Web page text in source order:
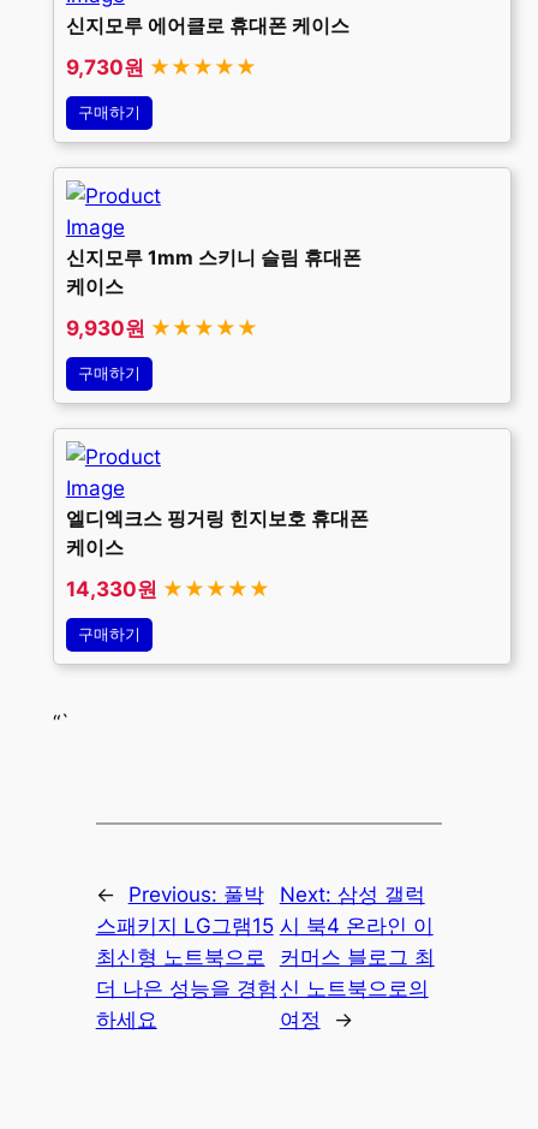
신지모루 에어클로 휴대폰 케이스
9,730원 ★★★★★
구매하기
신지모루 1mm 스키니 슬림 휴대폰
케이스
9,930원 ★★★★★
구매하기
엘디엑크스 핑거링 힌지보호 휴대폰
케이스
14,330원 ★★★★★
구매하기
“`
← Previous: 풀박
스패키지 LG그램15
최신형 노트북으로
더 나은 성능을 경험
하세요
Next: 삼성 갤럭
시 북4 온라인 이
커머스 블로그 최
신 노트북으로의
여정
→